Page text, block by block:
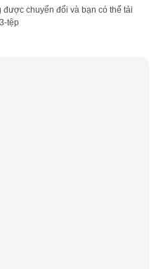
chuyển đổi và bạn có thể tải
tệp